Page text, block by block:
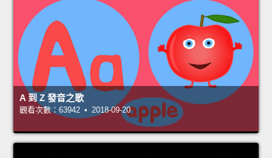
A 到 Z 發音之歌
觀看次數：63942 • 2018-09-20